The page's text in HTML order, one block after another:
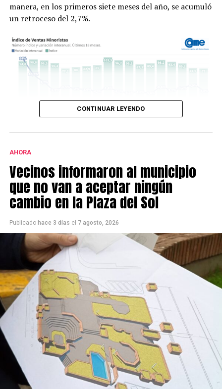
manera, en los primeros siete meses del año, se acumuló
un retroceso del 2,7%.
Según explica la entidad, el descenso en la medición
interanual se debe al agotamiento de la liquidez del
invierno. Esto hizo, de acuerdo a lo explicado, que se
desacelerara el ritmo general de la actividad.
En lo que respecta a la percepción de los comerciantes,
sostuvo que su nivel de actividad se mantuvo estable con
relación al mismo período del año anterior.
En cuanto a las proyecciones que tienen dentro del
próximo año, el 46,3% de los relevados no cree que haya
mejoras significativas en el nivel de actividad. Por otra
parte, el 42,4% estima un escenario futuro más
favorable, y el restante 11,3% restante aguarda un
deterioro en el desempeño de su negocio.
La actividad por rubro
En el desglose por sectores, seis de las siete actividades
relevadas mostraron retrocesos en la comparación
CONTINUAR LEYENDO
AHORA
Vecinos informaron al municipio
que no van a aceptar ningún
cambio en la Plaza del Sol
Publicado hace 3 días el 7 agosto, 2026